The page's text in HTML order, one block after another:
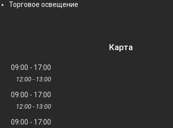
Торговое освещение
09:00 17:00
12:00 13:00
09:00 17:00
12:00 13:00
09:00 17:00
Карта